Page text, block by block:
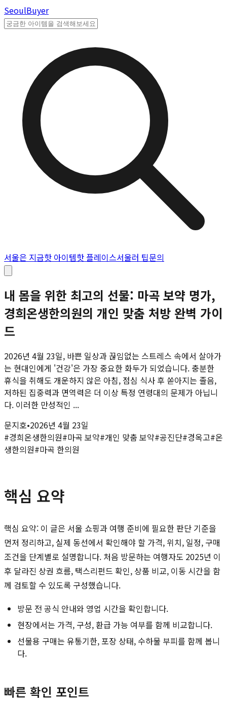
SeoulBuyer
서울은 지금핫 아이템핫 플레이스서울러 팁문의
내 몸을 위한 최고의 선물: 마곡 보약 명가,
경희온생한의원의 개인 맞춤 처방 완벽 가이
드
2026년 4월 23일, 바쁜 일상과 끊임없는 스트레스 속에서 살아가
는 현대인에게 '건강'은 가장 중요한 화두가 되었습니다. 충분한
휴식을 취해도 개운하지 않은 아침, 점심 식사 후 쏟아지는 졸음,
저하된 집중력과 면역력은 더 이상 특정 연령대의 문제가 아닙니
다. 이러한 만성적인 ...
문지호•2026년 4월 23일
#경희온생한의원#마곡 보약#개인 맞춤 보약#공진단#경옥고#온
생한의원#마곡 한의원
핵심 요약
핵심 요약: 이 글은 서울 쇼핑과 여행 준비에 필요한 판단 기준을
먼저 정리하고, 실제 동선에서 확인해야 할 가격, 위치, 일정, 구매
조건을 단계별로 설명합니다. 처음 방문하는 여행자도 2025년 이
후 달라진 상권 흐름, 택스리펀드 확인, 상품 비교, 이동 시간을 함
께 검토할 수 있도록 구성했습니다.
방문 전 공식 안내와 영업 시간을 확인합니다.
현장에서는 가격, 구성, 환급 가능 여부를 함께 비교합니다.
선물용 구매는 유통기한, 포장 상태, 수하물 부피를 함께 봅니
다.
빠른 확인 포인트